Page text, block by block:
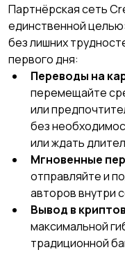
Партнёрская сеть
единственной
без лишних
первого дня:
Переводы на
перемещайте
или
без
или ждать
Мгновенные
отправляйте и
авторов внутри
Вывод в
максимальной
традиционной